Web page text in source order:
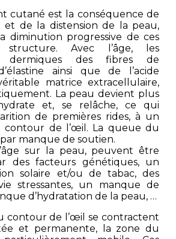
cutané est la conséquence de
et de la distension de la peau,
diminution progressive de ces
Avec l’âge, les
dermiques des fibres de
ainsi que de l’acide
matrice extracellulaire,
La peau devient plus
et, se relâche, ce qui
de premières rides, à un
contour de l’œil. La queue du
par manque de soutien.
sur la peau, peuvent être
des facteurs génétiques, un
solaire et/ou de tabac, des
stressantes, un manque de
d’hydratation de la peau, …
contour de l’œil se contractent
et permanente, la zone du